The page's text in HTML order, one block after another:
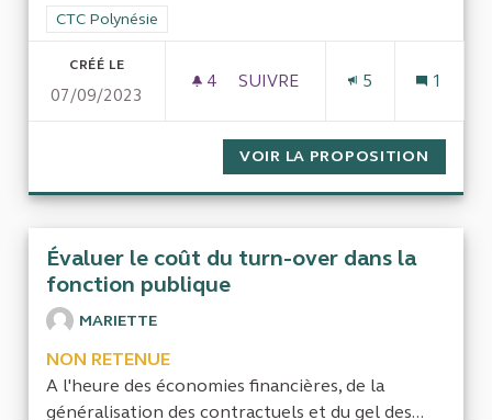
Filtrer les résultats de la catégorie : CTC Polynésie
CTC Polynésie
CRÉÉ LE
07/09/2023
4 4 ABONNÉS
SUIVRE
5 1
VOIR LA PROPOSITION
Évaluer le coût du turn-over dans la
fonction publique
MARIETTE
NON RETENUE
A l'heure des économies financières, de la
généralisation des contractuels et du gel des...